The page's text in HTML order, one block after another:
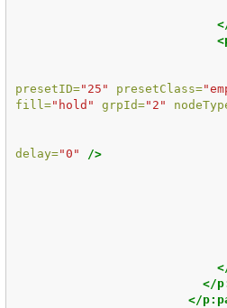
presetID="25" presetClass=
fill="hold" grpId="2"
delay="0"
/>
</
</